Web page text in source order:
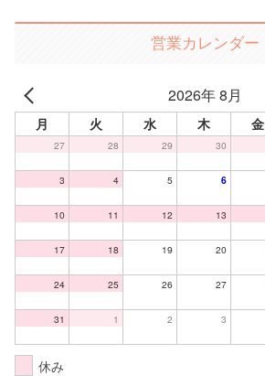
営業カレンダー
2026年 8月
月 火 水 木 金
27 28 29 30
3 4 5 6
10 11 12 13
17 18 19 20
24 25 26 27
31 1 2 3
休み